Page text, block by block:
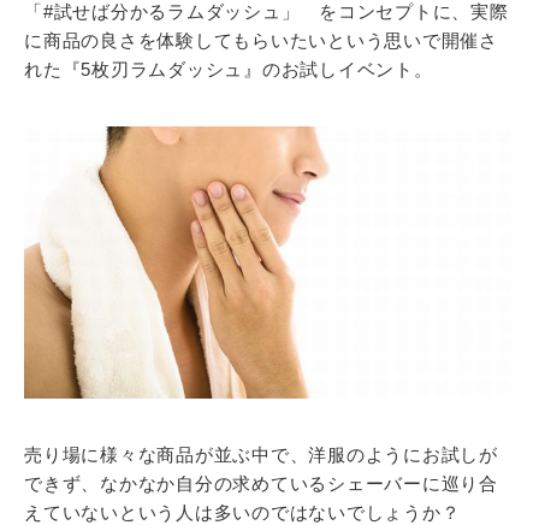
「#試せば分かるラムダッシュ」 をコンセプトに、実際
に商品の良さを体験してもらいたいという思いで開催さ
れた『5枚刃ラムダッシュ』のお試しイベント。
売り場に様々な商品が並ぶ中で、洋服のようにお試しが
できず、なかなか自分の求めているシェーバーに巡り合
えていないという人は多いのではないでしょうか？